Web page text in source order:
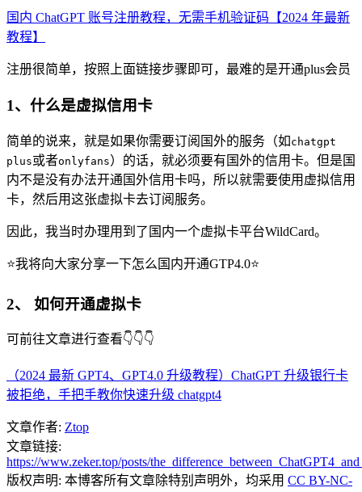
国内 ChatGPT 账号注册教程，无需手机验证码【2024 年最新
教程】
注册很简单，按照上面链接步骤即可，最难的是开通plus会员
1、什么是虚拟信用卡
简单的说来，就是如果你需要订阅国外的服务（如 chatgpt
plus或者onlyfans）的话，就必须要有国外的信用卡。但是国
内不是没有办法开通国外信用卡吗，所以就需要使用虚拟信用
卡，然后用这张虚拟卡去订阅服务。
因此，我当时办理用到了国内一个虚拟卡平台WildCard。
⭐我将向大家分享一下怎么国内开通GTP4.0⭐
2、 如何开通虚拟卡
可前往文章进行查看👇👇👇
（2024 最新 GPT4、GPT4.0 升级教程）ChatGPT 升级银行卡
被拒绝，手把手教你快速升级 chatgpt4
文章作者: Ztop
文章链接:
https://www.zeker.top/posts/
版权声明: 本博客所有文章除特别声明外，均采用 CC BY-NC-